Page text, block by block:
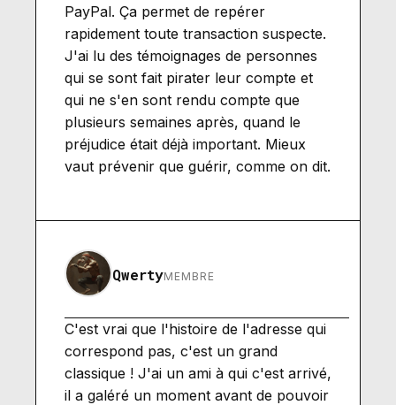
PayPal. Ça permet de repérer
rapidement toute transaction suspecte.
J'ai lu des témoignages de personnes
qui se sont fait pirater leur compte et
qui ne s'en sont rendu compte que
plusieurs semaines après, quand le
préjudice était déjà important. Mieux
vaut prévenir que guérir, comme on dit.
QwertyMEMBRE
C'est vrai que l'histoire de l'adresse qui
correspond pas, c'est un grand
classique ! J'ai un ami à qui c'est arrivé,
il a galéré un moment avant de pouvoir